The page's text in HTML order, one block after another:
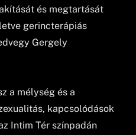
és megtartását
gerincterápiás
Gergely
a mélység és a
kapcsolódások
Intim Tér színpadán